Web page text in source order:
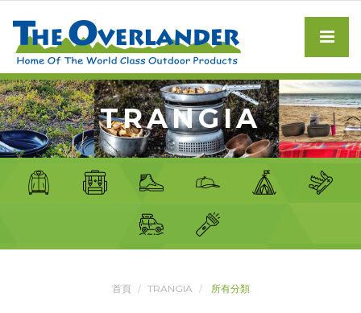
TRANGIA
首頁 TRANGIA 所有分類